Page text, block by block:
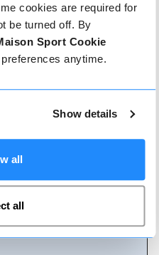
cookies are required for
be turned off. By
Sport Cookie
anytime.
Show details
all
all
pas être plus
et experte est
parlez à notre équipe